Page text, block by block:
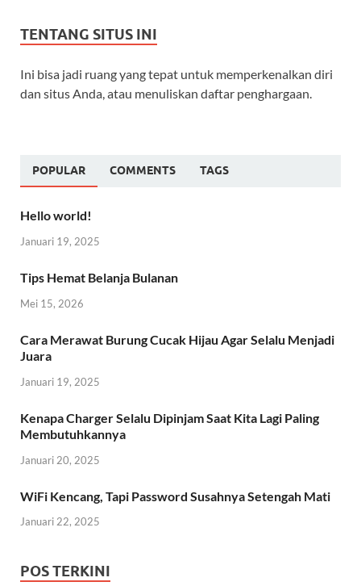
TENTANG SITUS INI
Ini bisa jadi ruang yang tepat untuk memperkenalkan diri
dan situs Anda, atau menuliskan daftar penghargaan.
POPULAR COMMENTS TAGS
Hello world!
Januari 19, 2025
Tips Hemat Belanja Bulanan
Mei 15, 2026
Cara Merawat Burung Cucak Hijau Agar Selalu Menjadi
Juara
Januari 19, 2025
Kenapa Charger Selalu Dipinjam Saat Kita Lagi Paling
Membutuhkannya
Januari 20, 2025
WiFi Kencang, Tapi Password Susahnya Setengah Mati
Januari 22, 2025
POS TERKINI